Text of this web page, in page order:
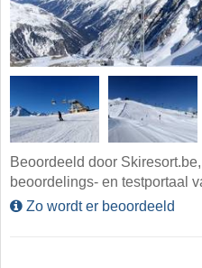
Beoordeeld door
beoordelings- en testportaal
Zo wordt er beoordeeld